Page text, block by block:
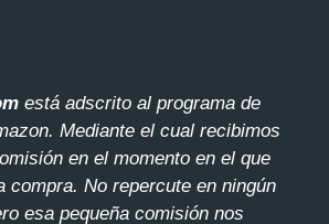
está adscrito al programa de
Mediante el cual recibimos
en el momento en el que
compra. No repercute en ningún
esa pequeña comisión nos